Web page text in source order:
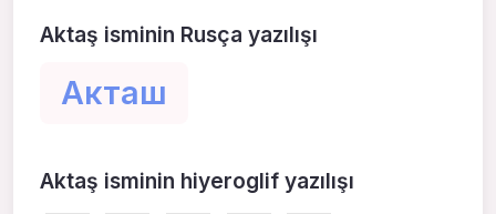
Aktaş isminin Rusça yazılışı
Акташ
Aktaş isminin hiyeroglif yazılışı